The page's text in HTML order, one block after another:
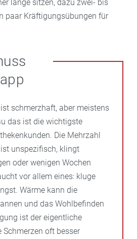
lange sitzen, dazu zwei- bis
paar Kräftigungsübungen für
schmerzhaft, aber meistens
das ist die wichtigste
Die Mehrzahl
unspezifisch, klingt
oder wenigen Wochen
vor allem eines: kluge
Wärme kann die
und das Wohlbefinden
ist der eigentliche
Schmerzen oft besser